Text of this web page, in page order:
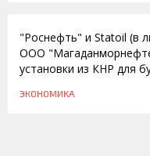
"Роснефть" и Statoil (в
ООО
установки из КНР для
ЭКОНОМИКА